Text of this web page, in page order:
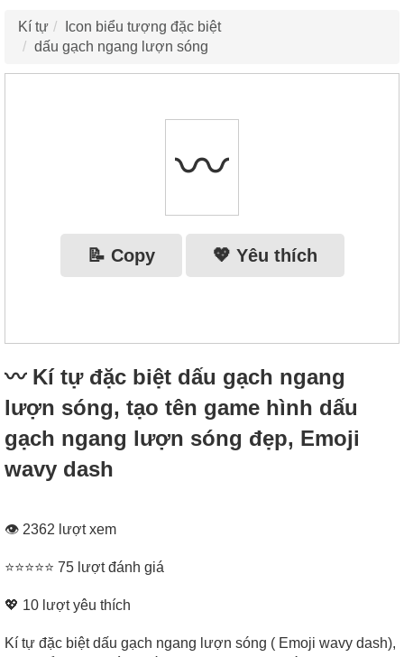
Kí tự
Icon biểu tượng đặc biệt
dấu gạch ngang lượn sóng
〰
📝 Copy 💖 Yêu thích
〰 Kí tự đặc biệt dấu gạch ngang
lượn sóng, tạo tên game hình dấu
gạch ngang lượn sóng đẹp, Emoji
wavy dash
👁 2362 lượt xem
⭐⭐⭐⭐⭐ 75 lượt đánh giá
💖 10 lượt yêu thích
Kí tự đặc biệt dấu gạch ngang lượn sóng ( Emoji wavy dash),